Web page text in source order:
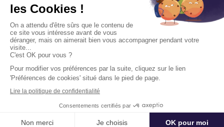
Copyright © 2026 Kactus Tous droits réservés
Conditions générales d'utilisation
Mentions légales
Signaler un contenu
Accessibilité : non conforme